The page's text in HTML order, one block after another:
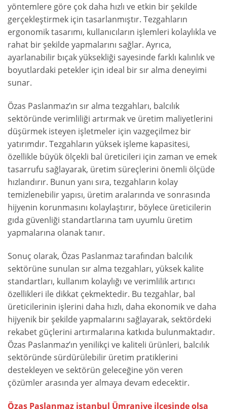
yöntemlere göre çok daha hızlı ve etkin bir şekilde
gerçekleştirmek için tasarlanmıştır. Tezgahların
ergonomik tasarımı, kullanıcıların işlemleri kolaylıkla ve
rahat bir şekilde yapmalarını sağlar. Ayrıca,
ayarlanabilir bıçak yüksekliği sayesinde farklı kalınlık ve
boyutlardaki petekler için ideal bir sır alma deneyimi
sunar.
Özas Paslanmaz’ın sır alma tezgahları, balcılık
sektöründe verimliliği artırmak ve üretim maliyetlerini
düşürmek isteyen işletmeler için vazgeçilmez bir
yatırımdır. Tezgahların yüksek işleme kapasitesi,
özellikle büyük ölçekli bal üreticileri için zaman ve emek
tasarrufu sağlayarak, üretim süreçlerini önemli ölçüde
hızlandırır. Bunun yanı sıra, tezgahların kolay
temizlenebilir yapısı, üretim aralarında ve sonrasında
hijyenin korunmasını kolaylaştırır, böylece üreticilerin
gıda güvenliği standartlarına tam uyumlu üretim
yapmalarına olanak tanır.
Sonuç olarak, Özas Paslanmaz tarafından balcılık
sektörüne sunulan sır alma tezgahları, yüksek kalite
standartları, kullanım kolaylığı ve verimlilik artırıcı
özellikleri ile dikkat çekmektedir. Bu tezgahlar, bal
üreticilerinin işlerini daha hızlı, daha ekonomik ve daha
hijyenik bir şekilde yapmalarını sağlayarak, sektördeki
rekabet güçlerini artırmalarına katkıda bulunmaktadır.
Özas Paslanmaz’ın yenilikçi ve kaliteli ürünleri, balcılık
sektöründe sürdürülebilir üretim pratiklerini
destekleyen ve sektörün geleceğine yön veren
çözümler arasında yer almaya devam edecektir.
Özas Paslanmaz istanbul Ümraniye ilçesinde olsa